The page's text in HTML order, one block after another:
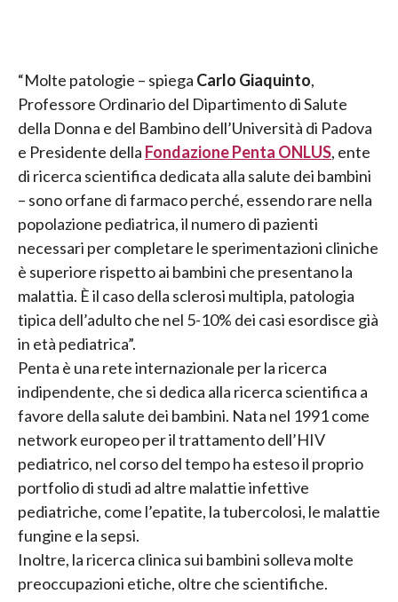
“Molte patologie – spiega Carlo Giaquinto,
Professore Ordinario del Dipartimento di Salute
della Donna e del Bambino dell’Università di Padova
e Presidente della Fondazione Penta ONLUS, ente
di ricerca scientifica dedicata alla salute dei bambini
– sono orfane di farmaco perché, essendo rare nella
popolazione pediatrica, il numero di pazienti
necessari per completare le sperimentazioni cliniche
è superiore rispetto ai bambini che presentano la
malattia. È il caso della sclerosi multipla, patologia
tipica dell’adulto che nel 5-10% dei casi esordisce già
in età pediatrica”.
Penta è una rete internazionale per la ricerca
indipendente, che si dedica alla ricerca scientifica a
favore della salute dei bambini. Nata nel 1991 come
network europeo per il trattamento dell’HIV
pediatrico, nel corso del tempo ha esteso il proprio
portfolio di studi ad altre malattie infettive
pediatriche, come l’epatite, la tubercolosi, le malattie
fungine e la sepsi.
Inoltre, la ricerca clinica sui bambini solleva molte
preoccupazioni etiche, oltre che scientifiche.